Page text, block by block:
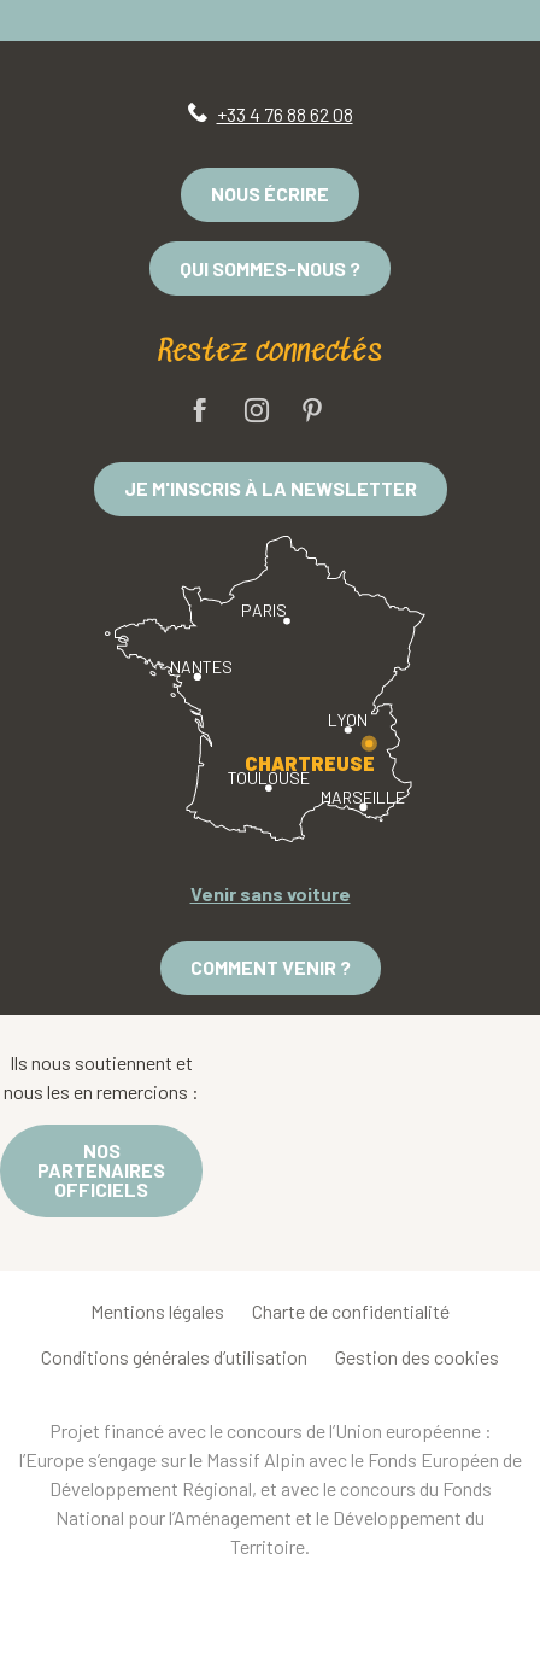
+33 4 76 88 62 08
NOUS ÉCRIRE
QUI SOMMES-NOUS ?
Restez connectés
JE M'INSCRIS À LA NEWSLETTER
PARIS
LYON
TOULOUSE
MARSEILLE
NANTES
CHARTREUSE
Venir sans voiture
COMMENT VENIR ?
Ils nous soutiennent et
nous les en remercions :
NOS
PARTENAIRES
OFFICIELS
Mentions légales Charte de confidentialité
Conditions générales d’utilisation Gestion des cookies
Projet financé avec le concours de l’Union européenne :
l’Europe s’engage sur le Massif Alpin avec le Fonds Européen de
Développement Régional, et avec le concours du Fonds
National pour l’Aménagement et le Développement du
Territoire.